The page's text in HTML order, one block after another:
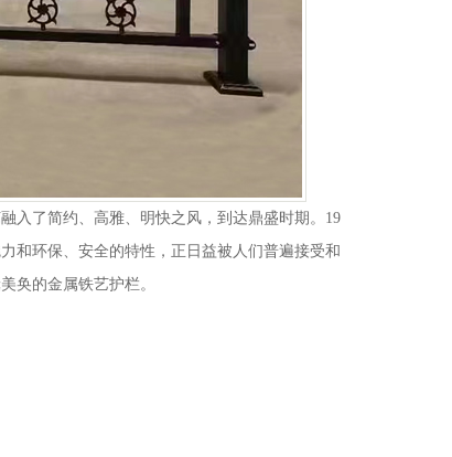
入了简约、高雅、明快之风，到达鼎盛时期。19
和环保、安全的特性，正日益被人们普遍接受和
奂的金属铁艺护栏。